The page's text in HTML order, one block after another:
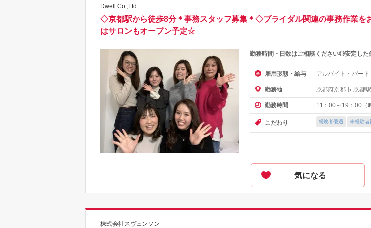
Dwell Co.,Ltd.
◇京都駅から徒歩8分＊事務スタッフ募集＊◇ブライダル関連の事務作業を
はサロンもオープン予定☆
勤務時間・日数はご相談ください◎安定した
雇用形態・給与 アルバイト・パート
勤務地 京都府京都市 京都駅
勤務時間 11：00～19：00（
こだわり 経験者優遇 未経験者
気になる
株式会社スヴェンソン